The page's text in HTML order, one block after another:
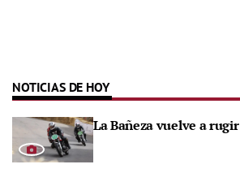
NOTICIAS DE HOY
La Bañeza vuelve a rugir